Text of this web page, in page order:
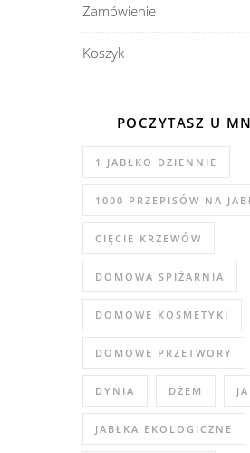
Zamówienie
Koszyk
POCZYTASZ U
1 JABŁKO DZIENNIE
1000 PRZEPISÓW NA
CIĘCIE KRZEWÓW
DOMOWA SPIŻARNIA
DOMOWE KOSMETYKI
DOMOWE PRZETWORY
DYNIA DŻEM
JABŁKA EKOLOGICZNE